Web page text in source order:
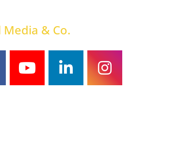
Media & Co.
youtubelinkedininstagram